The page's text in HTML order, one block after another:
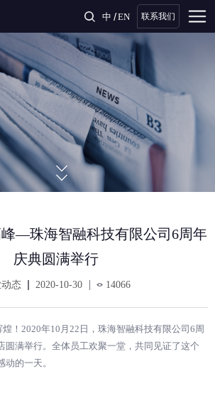
中 /EN 联系我们
—珠海智融科技有限公司6周年
庆典圆满举行
态 2020-10-30 14066
！2020年10月22日，珠海智融科技有限公司6周
圆满举行。全体员工欢聚一堂，共同见证了这个
的一天。